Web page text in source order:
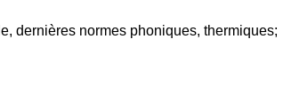
dernières normes phoniques, thermiques;